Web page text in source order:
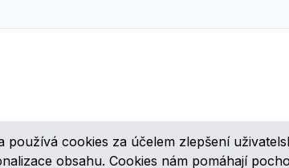
používá cookies za účelem zlepšení
obsahu. Cookies nám pomáhají
speciálních cenových nabídkách a různých